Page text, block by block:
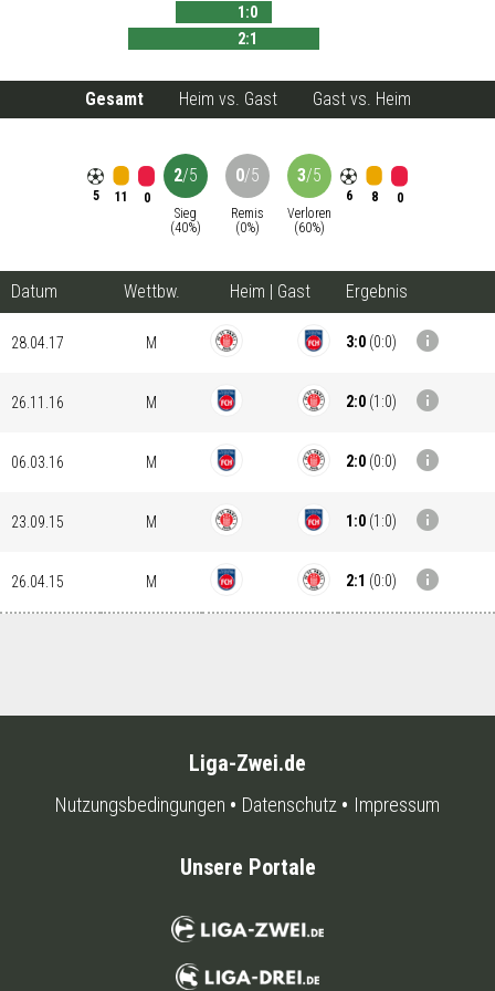
1 :0
2:1
Gesamt Heim vs. Gast Gast vs. Heim
5 11 0
2/5
Sieg
(40%)
0/5
Remis
(0%)
3/5
Verloren
(60%)
6 8 0
Datum Wettbw. Heim | Gast Ergebnis
28.04.17 M 3:0 (0:0) info
26.11.16 M 2:0 (1:0) info
06.03.16 M 2:0 (0:0) info
23.09.15 M 1:0 (1:0) info
26.04.15 M 2:1 (0:0) info
Liga-Zwei.de
Nutzungsbedingungen Datenschutz Impressum
Unsere Portale